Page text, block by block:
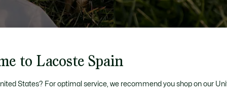
to Lacoste Spain
States? For optimal service, we recommend you shop on our